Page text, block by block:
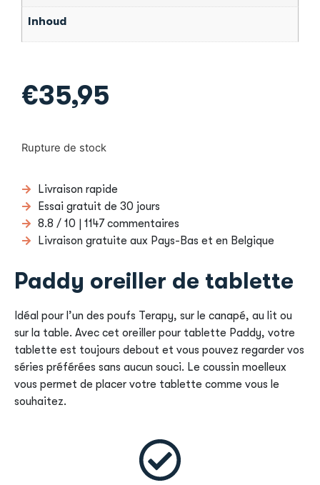
Inhoud
€35,95
Rupture de stock
Livraison rapide
Essai gratuit de 30 jours
8.8 / 10 | 1147 commentaires
Livraison gratuite aux Pays-Bas et en Belgique
Paddy oreiller de tablette
Idéal pour l’un des poufs Terapy, sur le canapé, au lit ou
sur la table. Avec cet oreiller pour tablette Paddy, votre
tablette est toujours debout et vous pouvez regarder vos
séries préférées sans aucun souci. Le coussin moelleux
vous permet de placer votre tablette comme vous le
souhaitez.